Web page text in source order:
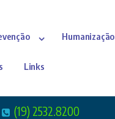
Humanização
Links
(19) 2532.8200